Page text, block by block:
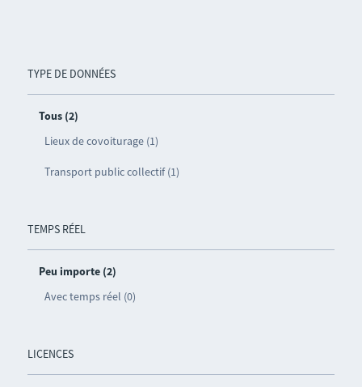
TYPE DE DONNÉES
Tous (2)
Lieux de covoiturage (1)
Transport public collectif (1)
TEMPS RÉEL
Peu importe (2)
Avec temps réel (0)
LICENCES